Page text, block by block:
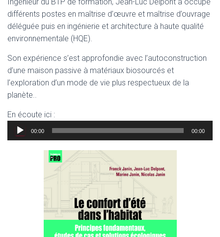
différents postes en maîtrise d’œuvre et maîtrise d’ouvrage
déléguée puis en ingénierie et architecture à haute qualité
environnementale (HQE).
Son expérience s’est approfondie avec l’autoconstruction
d’une maison passive à matériaux biosourcés et
l’exploration d’un mode de vie plus respectueux de la
planète..
En écoute ici :
Lecteur
audio
00:00 00:00